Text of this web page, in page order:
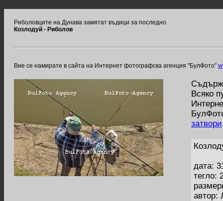
Риболовците на Дунава замятат въдици за последно
Козлодуй - Риболов
Вие се намирате в сайта на Интернет фотографска агенция "БулФото"
Всяко
затвори
дата:
тегло:
автор: